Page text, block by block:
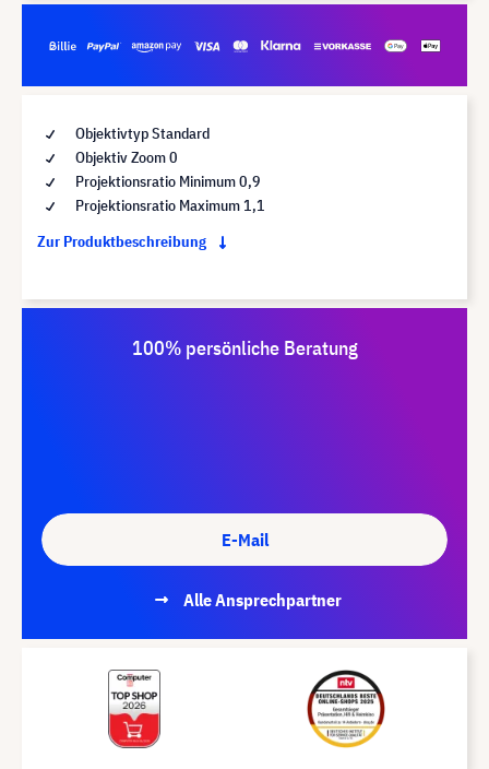
Objektivtyp Standard
Objektiv Zoom 0
Projektionsratio Minimum 0,9
Projektionsratio Maximum 1,1
Zur Produktbeschreibung
100% persönliche Beratung
E-Mail
Alle Ansprechpartner